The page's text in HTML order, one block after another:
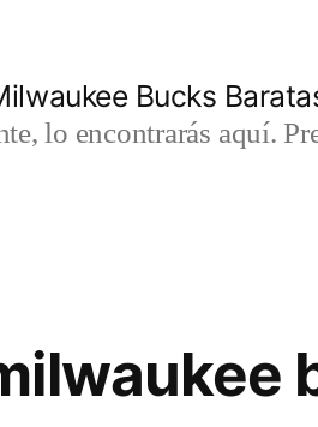
Bucks
lo encontrarás aquí.